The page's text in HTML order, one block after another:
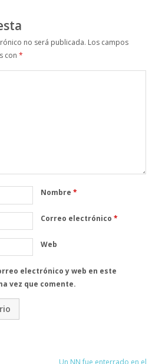
no será publicada. Los campos
con*
Nombre*
Correo electrónico*
Web
electrónico y web en este
vez que comente.
Un NN fue enterrado en el